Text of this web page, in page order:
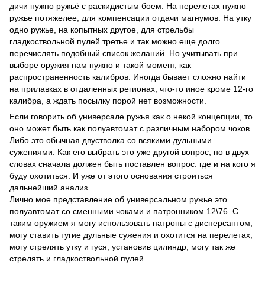
дичи нужно ружьё с раскидистым боем. На перелетах нужно
ружье потяжелее, для компенсации отдачи магнумов. На утку
одно ружье, на копытных другое, для стрельбы
гладкоствольной пулей третье и так можно еще долго
перечислять подобный список желаний. Но учитывать при
выборе оружия нам нужно и такой момент, как
распространенность калибров. Иногда бывает сложно найти
на прилавках в отдаленных регионах, что-то иное кроме 12-го
калибра, а ждать посылку порой нет возможности.
Если говорить об универсале ружья как о некой концепции, то
оно может быть как полуавтомат с различным набором чоков.
Либо это обычная двустволка со всякими дульными
сужениями. Как его выбрать это уже другой вопрос, но в двух
словах сначала должен быть поставлен вопрос: где и на кого я
буду охотиться. И уже от этого основания строиться
дальнейший анализ.
Лично мое представление об универсальном ружье это
полуавтомат со сменными чоками и патронником 12\76. С
таким оружием я могу использовать патроны с дисперсантом,
могу ставить тугие дульные сужения и охотится на перелетах,
могу стрелять утку и гуся, установив цилиндр, могу так же
стрелять и гладкоствольной пулей.